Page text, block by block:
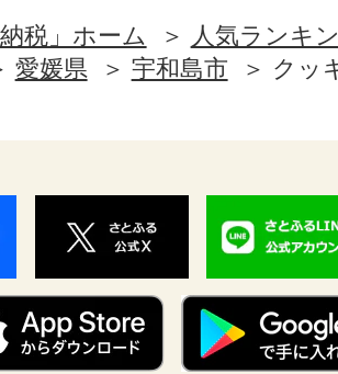
税」ホーム
人気ランキ
愛媛県 宇和島市 クッ